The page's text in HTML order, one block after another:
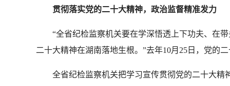
贯彻落实党的二十大精神，政治监督精准发力
“全省纪检监察机关要在学深悟透上下功夫、在
二十大精神在湖南落地生根。”去年10月25日，党的
全省纪检监察机关把学习宣传贯彻党的二十大精